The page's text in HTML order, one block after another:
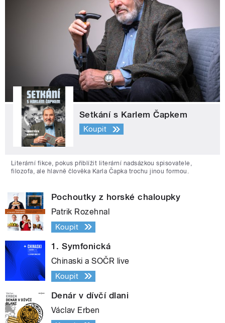
Setkání s Karlem Čapkem
Koupit
Literární fikce, pokus přiblížit literární nadsázkou spisovatele,
filozofa, ale hlavně člověka Karla Čapka trochu jinou formou.
Pochoutky z horské chaloupky
Patrik Rozehnal
Koupit
1. Symfonická
Chinaski a SOČR live
Koupit
Denár v dívčí dlani
Václav Erben